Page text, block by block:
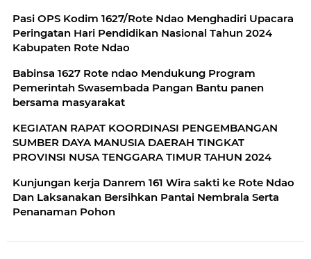
Pasi OPS Kodim 1627/Rote Ndao Menghadiri Upacara
Peringatan Hari Pendidikan Nasional Tahun 2024
Kabupaten Rote Ndao
Babinsa 1627 Rote ndao Mendukung Program
Pemerintah Swasembada Pangan Bantu panen
bersama masyarakat
KEGIATAN RAPAT KOORDINASI PENGEMBANGAN
SUMBER DAYA MANUSIA DAERAH TINGKAT
PROVINSI NUSA TENGGARA TIMUR TAHUN 2024
Kunjungan kerja Danrem 161 Wira sakti ke Rote Ndao
Dan Laksanakan Bersihkan Pantai Nembrala Serta
Penanaman Pohon